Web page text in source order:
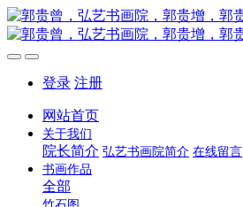
登录 注册
网站首页
关于我们
院长简介 弘艺书画院简介 在线留言
书画作品
全部